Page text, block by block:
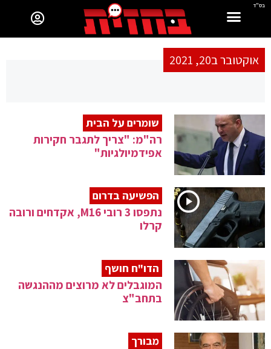
בס"ד
אוקטובר ב20, 2021
שומרים על הבית
רה"מ: "צריך לתגבר חקירות
אפידמיולגיות"
הפשיעה בדרום
נתפסו 3 רובי M16, אקדחים ורובה
קרלו
הדו"ח חושף
המוגבלים לא מרוצים מההנגשה
בתחב"צ
מבורך